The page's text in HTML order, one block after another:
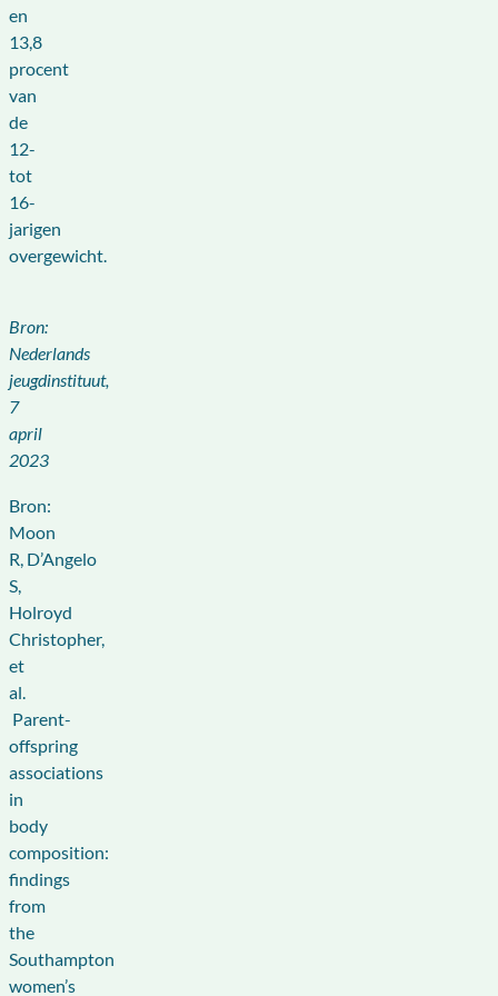
en
13,8
procent
van
de
12-
tot
16-
jarigen
overgewicht.
Bron:
Nederlands
jeugdinstituut,
7
april
2023
Bron:
Moon
R, D’Angelo
S,
Holroyd
Christopher,
et
al.
Parent-
offspring
associations
in
body
composition:
findings
from
the
Southampton
women’s